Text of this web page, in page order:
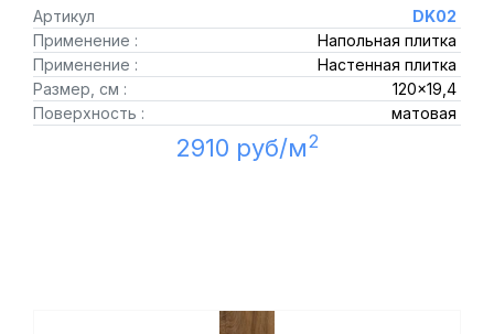
Артикул
DK02
Применение :
Напольная плитка
Применение :
Настенная плитка
Размер, см :
120x19,4
Поверхность :
матовая
2910 руб/м2